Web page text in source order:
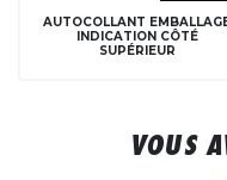
AUTOCOLLANT
INDICATION CÔTÉ
SUPÉRIEUR
VOUS